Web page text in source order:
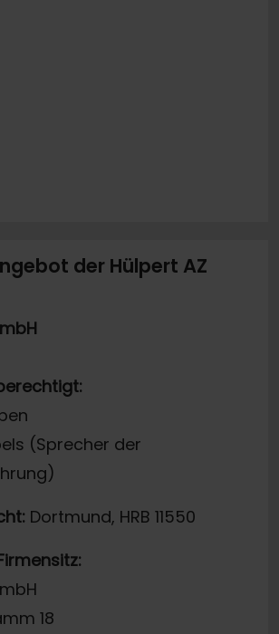
der Hülpert AZ
(Sprecher der
Dortmund, HRB 11550
18